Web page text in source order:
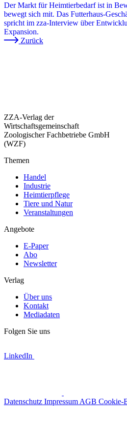
Der Markt für Heimtierbedarf ist in
bewegt sich mit. Das Futterhaus-
spricht im zza-Interview über
Expansion.
Zurück
ZZA-Verlag der
Wirtschaftsgemeinschaft
Zoologischer Fachbetriebe GmbH
(WZF)
Themen
Handel
Industrie
Heimtierpflege
Tiere und Natur
Veranstaltungen
Angebote
E-Paper
Abo
Newsletter
Verlag
Über uns
Kontakt
Mediadaten
Folgen Sie uns
LinkedIn
Datenschutz Impressum AGB Cookie-